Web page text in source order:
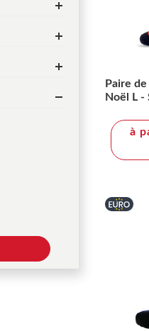
Paire
Noël L -
à